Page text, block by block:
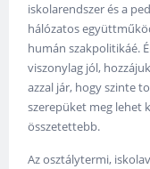
iskolarendszer és a
hálózatos
humán szakpolitikáé.
viszonylag jól,
azzal jár, hogy szinte
szerepüket meg lehet
összetettebb.
Az osztálytermi,